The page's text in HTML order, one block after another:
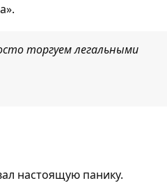
торгуем легальными
настоящую панику.